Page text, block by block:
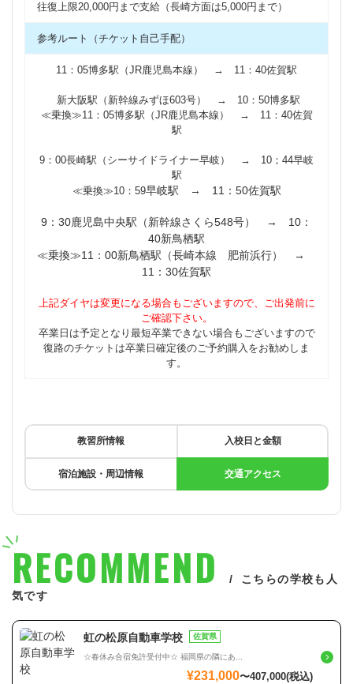
往復上限20,000円まで支給（長崎方面は5,000円まで）
参考ルート（チケット自己手配）
11：05博多駅（JR鹿児島本線） → 11：40佐賀駅
新大阪駅（新幹線みずほ603号） → 10：50博多駅
≪乗換≫11：05博多駅（JR鹿児島本線） → 11：40佐賀
駅
9：00長崎駅（シーサイドライナー早岐） → 10；44早岐
駅
≪乗換≫10：59早岐駅 → 11：50佐賀駅
9：30鹿児島中央駅（新幹線さくら548号） → 10：
40新鳥栖駅
≪乗換≫11：00新鳥栖駅（長崎本線 肥前浜行） →
11：30佐賀駅
上記ダイヤは変更になる場合もございますので、ご出発前に
ご確認下さい。
卒業日は予定となり最短卒業できない場合もございますので
復路のチケットは卒業日確定後のご予約購入をお勧めしま
す。
教習所情報 入校日と金額
宿泊施設・周辺情報 交通アクセス
RECOMMEND
こちらの学校も人
気です
佐賀県
虹の松原自動車学校
☆春休み合宿免許受付中☆ 福岡県の隣にあ...
¥231,000〜407,000(税込)